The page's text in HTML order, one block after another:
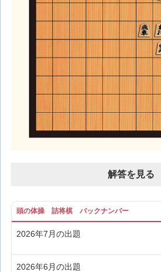
解答を見る
頭の体操 詰将棋 バックナンバー
2026年7月の出題
2026年6月の出題